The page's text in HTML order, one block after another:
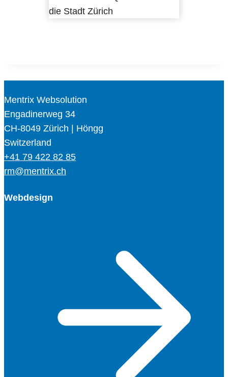
Mentrix Websolution
Engadinerweg 34
CH-8049 Zürich | Höngg
Switzerland
+41 79 422 82 85
rm@mentrix.ch
Webdesign